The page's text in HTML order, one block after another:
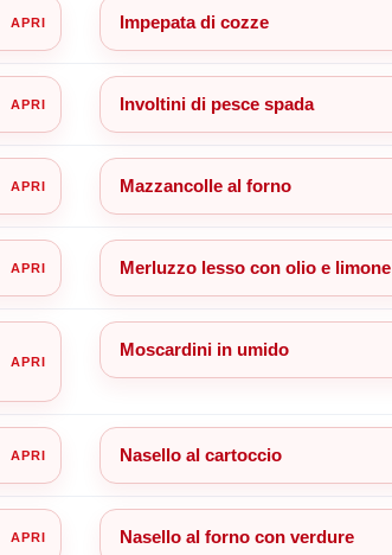
Impepata di cozze
Involtini di pesce spada
Mazzancolle al forno
Merluzzo lesso con olio e limone
Moscardini in umido
Nasello al cartoccio
Nasello al forno con verdure